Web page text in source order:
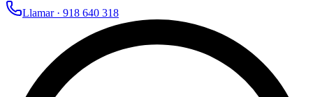
Llamar · 918 640 318